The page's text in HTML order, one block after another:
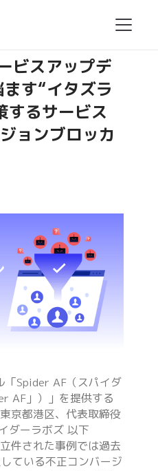
ビスアップデ
す“イタズラ
するサービス
ョンブロッカ
「Spider AF（スパイダ
AF」）」を提供する
京都港区、代表取締役
ダーラボズ 以下
件された事例では過去
ている不正コンバージ